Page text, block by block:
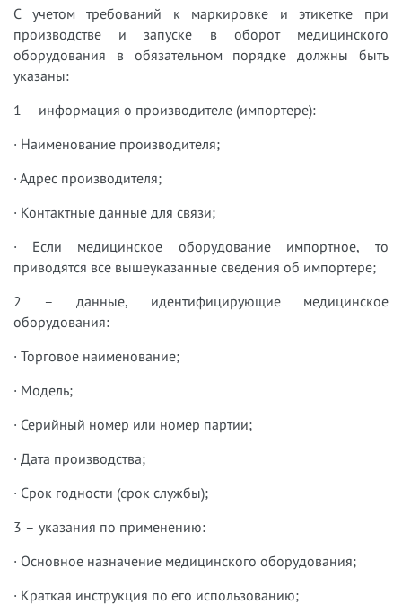
С учетом требований к маркировке и этикетке при
производстве и запуске в оборот медицинского
оборудования в обязательном порядке должны быть
указаны:
1 – информация о производителе (импортере):
· Наименование производителя;
· Адрес производителя;
· Контактные данные для связи;
· Если медицинское оборудование импортное, то
приводятся все вышеуказанные сведения об импортере;
2 – данные, идентифицирующие медицинское
оборудования:
· Торговое наименование;
· Модель;
· Серийный номер или номер партии;
· Дата производства;
· Срок годности (срок службы);
3 – указания по применению:
· Основное назначение медицинского оборудования;
· Краткая инструкция по его использованию;